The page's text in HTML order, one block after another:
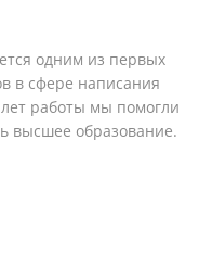
одним из первых
в сфере написания
лет работы мы помогли
высшее образование.